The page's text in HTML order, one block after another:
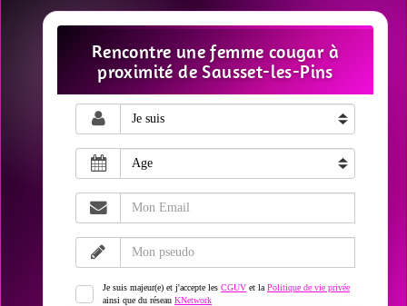
Rencontre une femme cougar à
proximité de Sausset-les-Pins
Je suis majeur(e) et j'accepte les CGUV et la Politique de vie privée
ainsi que du réseau KNetwork